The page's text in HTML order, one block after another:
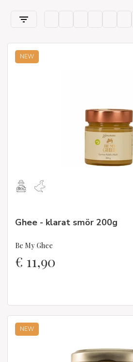
NEW
Ghee - klarat smör 200g
Be My Ghee
€ 11,90
NEW